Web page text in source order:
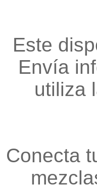
Este
Envía
utiliza
Conecta